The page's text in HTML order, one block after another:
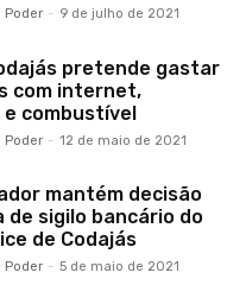
Poder - 9 de julho de 2021
pretende gastar
com internet,
combustível
Poder - 12 de maio de 2021
mantém decisão
de sigilo bancário do
de Codajás
Poder - 5 de maio de 2021